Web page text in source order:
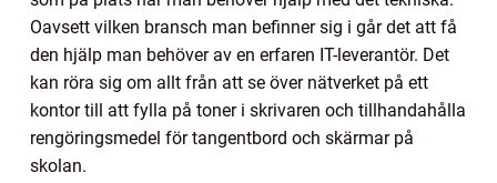
Oavsett vilken bransch man befinner sig i går det att få
den hjälp man behöver av en erfaren IT-leverantör. Det
kan röra sig om allt från att se över nätverket på ett
kontor till att fylla på toner i skrivaren och tillhandahålla
rengöringsmedel för tangentbord och skärmar på
skolan.